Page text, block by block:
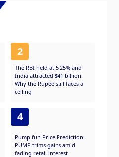
2
The RBI held at 5.25% and
India attracted $41 billion:
Why the Rupee still faces a
ceiling
4
Pump.fun Price Prediction:
PUMP trims gains amid
fading retail interest